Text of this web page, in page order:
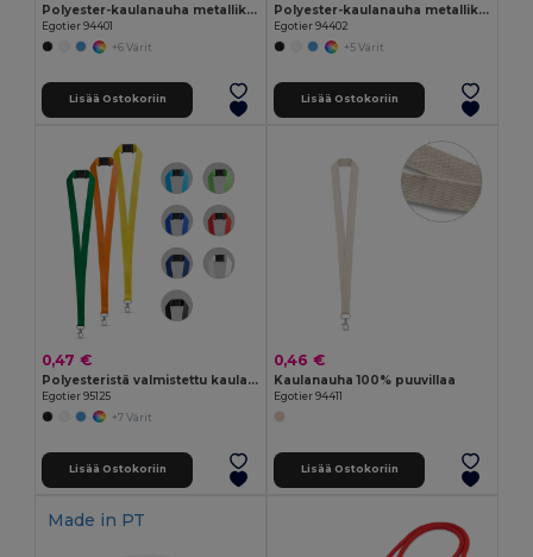
Polyester-kaulanauha metallikarabiinikoukulla
Egotier 94401
+6 Värit
Lisää Ostokoriin
Polyester-kaulanauha metallikarabiinikoukulla
Egotier 94402
+5 Värit
Lisää Ostokoriin
0,47 €
Polyesteristä valmistettu kaulanauha turvalukolla
Egotier 95125
+7 Värit
Lisää Ostokoriin
0,46 €
Kaulanauha 100% puuvillaa
Egotier 94411
Lisää Ostokoriin
Made in PT